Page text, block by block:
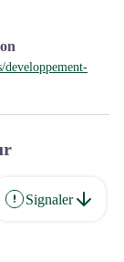
developpement-
Signaler